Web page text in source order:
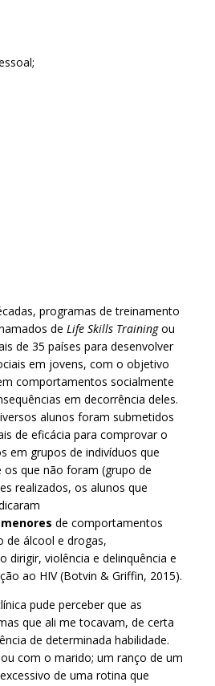
programas de treinamento
de Life Skills Trainingou
de 35 países para desenvolver
em jovens, com o objetivo
comportamentos socialmente
em decorrência deles.
alunos foram submetidos
de eficácia para comprovar o
em grupos de indivíduos que
que não foram (grupo de
realizados, os alunos que
de comportamentos
de álcool e drogas,
violência e delinquência e
ao HIV (Botvin & Griffin, 2015).
pude perceber que as
que ali me tocavam, de certa
de determinada habilidade.
com o marido; um ranço de um
de uma rotina que